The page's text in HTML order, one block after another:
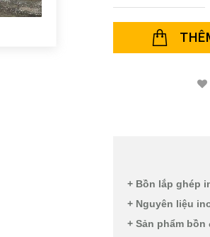
+ Bồn lắp ghép
+ Nguyên liệu
+ Sản phẩm